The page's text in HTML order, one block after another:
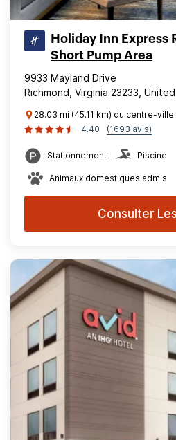
Holiday Inn Express
Short Pump Area
9933 Mayland Drive
Richmond, Virginia 23233,
28.03 mi (45.11 km) du centre-
4.40
(1693 avis)
Stationnement Piscine
Animaux domestiques admis
Consulter